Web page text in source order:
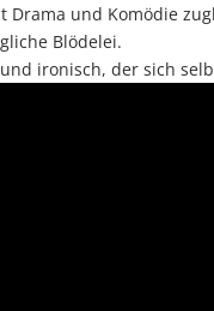
Drama und Komödie
Blödelei.
ironisch, der sich